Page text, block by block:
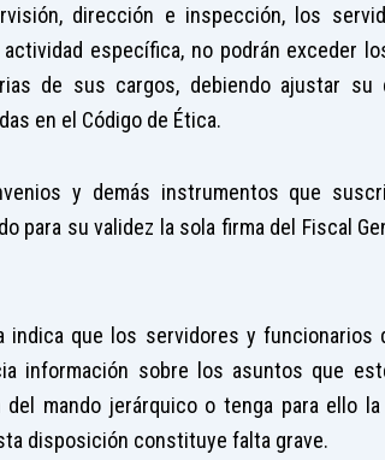
dirección e inspección, los
específica, no podrán exceder
de sus cargos, debiendo ajustar
en el Código de Ética.
y demás instrumentos que
para su validez la sola firma del Fiscal
indica que los servidores y funcionarios
información sobre los asuntos que
mando jerárquico o tenga para ello
disposición constituye falta grave.